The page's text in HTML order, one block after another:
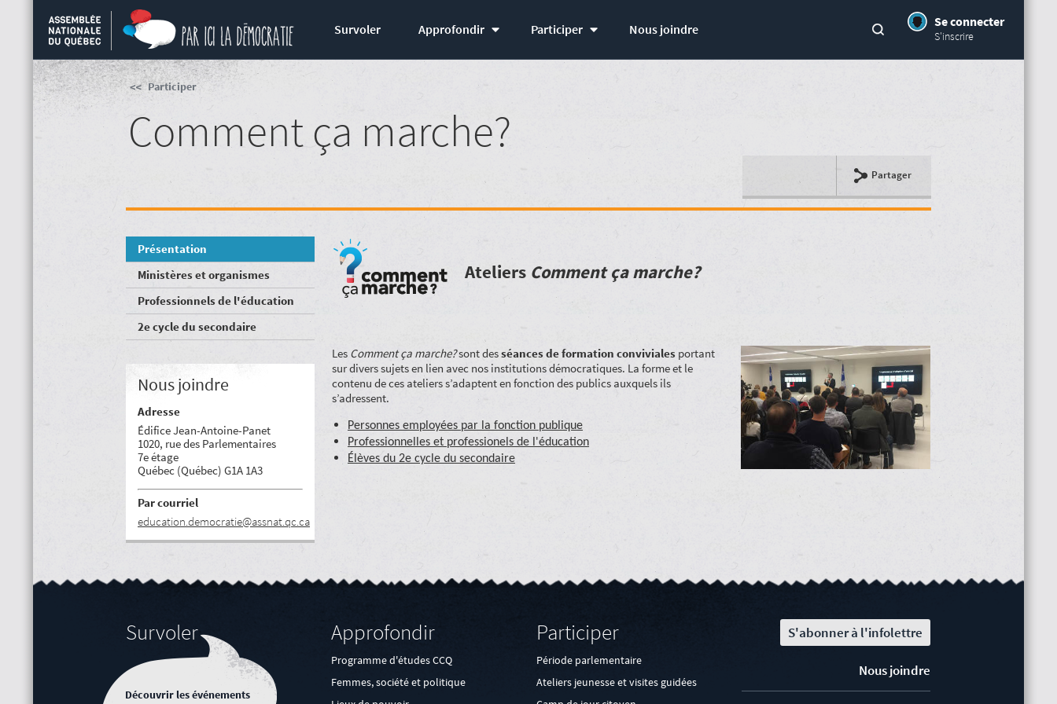
Survoler Approfondir Participer Nous joindre
Se connecter
S'inscrire
Participer
Partager
Comment ça marche?
Présentation
Ministères et organismes
Professionnels de l'éducation
2e cycle du secondaire
Nous joindre
Adresse
Édifice Jean-Antoine-Panet
1020, rue des Parlementaires
7e étage
Québec (Québec) G1A 1A3
Par courriel
education.democratie@assnat.qc.ca
Ateliers Comment ça marche?
Les Comment ça marche?sont desséances de formation conviviales portant
sur divers sujets en lien avec nos institutions démocratiques. La forme et le
contenu de ces ateliers s’adaptent en fonction des publics auxquels ils
s’adressent.
Personnes employées par la fonction publique
Professionnelles et professionels de l'éducation
Élèves du 2e cycle du secondaire
Survoler
Découvrir les événements
Approfondir
Programme d'études CCQ
Femmes, société et politique
Participer
Période parlementaire
Ateliers jeunesse et visites guidées
S'abonner à l'infolettre
Nous joindre